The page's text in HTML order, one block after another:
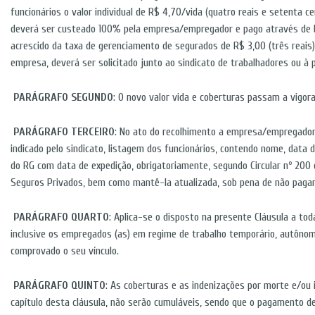
funcionários o valor individual de R$ 4,70/vida (quatro reais e setenta
deverá ser custeado 100% pela empresa/empregador e pago através
acrescido da taxa de gerenciamento de segurados de R$ 3,00 (três
empresa, deverá ser solicitado junto ao sindicato de trabalhadores ou à
PARÁGRAFO SEGUNDO: O novo valor vida e coberturas passam a
PARÁGRAFO TERCEIRO: No ato do recolhimento a empresa/
indicado pelo sindicato, listagem dos funcionários, contendo nome, data
do RG com data de expedição, obrigatoriamente, segundo Circular nº 200
Seguros Privados, bem como mantê-la atualizada, sob pena de não
PARÁGRAFO QUARTO: Aplica-se o disposto na presente Cláusula a
inclusive os empregados (as) em regime de trabalho temporário,
comprovado o seu vínculo.
PARÁGRAFO QUINTO: As coberturas e as indenizações por morte e/
capítulo desta cláusula, não serão cumuláveis, sendo que o pagamento